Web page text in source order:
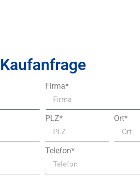
Kaufanfrage
Firma*
PLZ* Ort*
Telefon*